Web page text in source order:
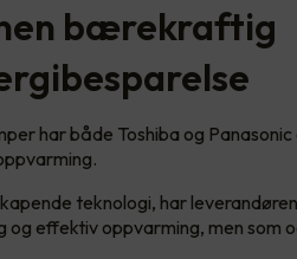
bærekraftig
har både Toshiba og
teknologi, har
effektiv oppvarming, men som